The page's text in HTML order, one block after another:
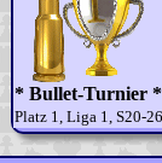
* Bullet-Turnier *
Platz 1, Liga 1, S20-26